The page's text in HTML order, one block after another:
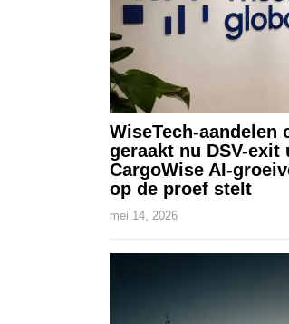
WiseTech-aandelen
geraakt nu DSV-exit
CargoWise AI-
op de proef stelt
mei 14, 2026